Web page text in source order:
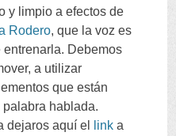
y limpio a efectos de
Rodero,que la voz es
entrenarla. Debemos
,a utilizar
que están
hablada.
dejaros aquí el
link a